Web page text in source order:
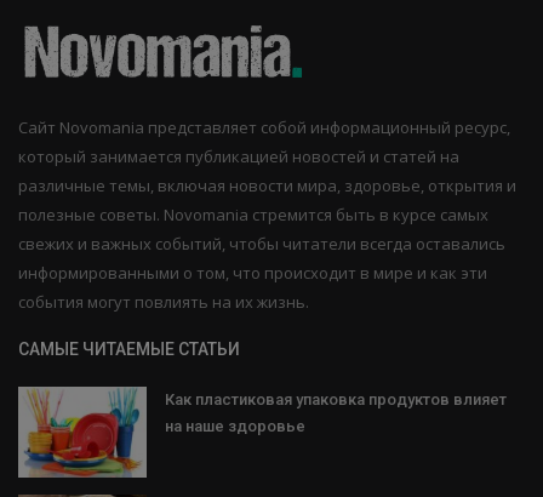
Сайт Novomania представляет собой информационный ресурс,
который занимается публикацией новостей и статей на
различные темы, включая новости мира, здоровье, открытия и
полезные советы. Novomania стремится быть в курсе самых
свежих и важных событий, чтобы читатели всегда оставались
информированными о том, что происходит в мире и как эти
события могут повлиять на их жизнь.
САМЫЕ ЧИТАЕМЫЕ СТАТЬИ
Как пластиковая упаковка продуктов влияет
на наше здоровье